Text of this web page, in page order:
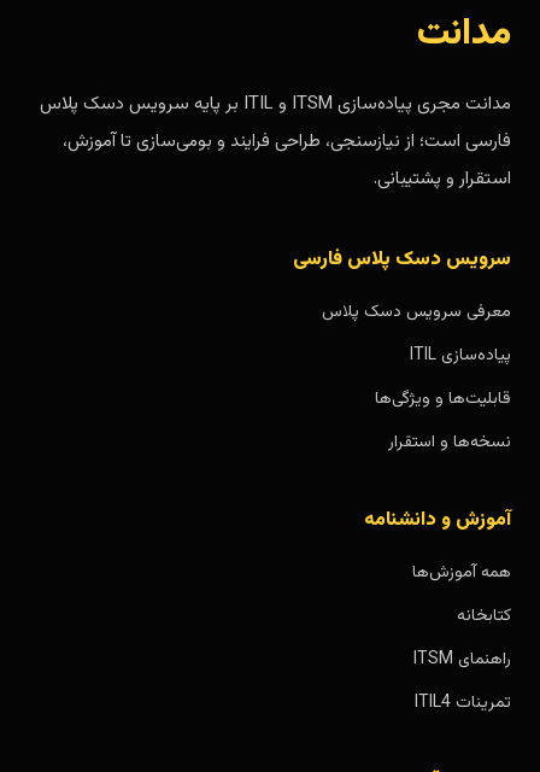
مدانت
مدانت مجری پیاده‌سازی ITSM و ITIL بر پایه سرویس دسک پلاس
فارسی است؛ از نیازسنجی، طراحی فرایند و بومی‌سازی تا آموزش،
استقرار و پشتیبانی.
سرویس دسک پلاس فارسی
معرفی سرویس دسک پلاس
پیاده‌سازی ITIL
قابلیت‌ها و ویژگی‌ها
نسخه‌ها و استقرار
آموزش و دانشنامه
همه آموزش‌ها
کتابخانه
راهنمای ITSM
تمرینات ITIL4